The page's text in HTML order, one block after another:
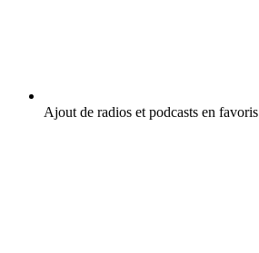
Ajout de radios et podcasts en favoris